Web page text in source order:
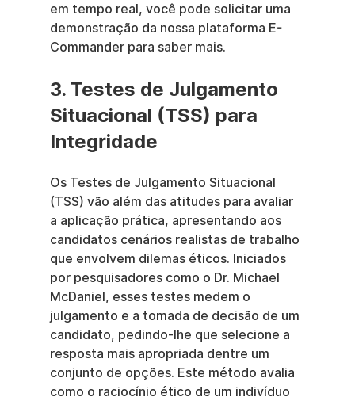
em tempo real, você pode solicitar uma
demonstração da nossa plataforma E-
Commander para saber mais.
3. Testes de Julgamento
Situacional (TSS) para
Integridade
Os Testes de Julgamento Situacional
(TSS) vão além das atitudes para avaliar
a aplicação prática, apresentando aos
candidatos cenários realistas de trabalho
que envolvem dilemas éticos. Iniciados
por pesquisadores como o Dr. Michael
McDaniel, esses testes medem o
julgamento e a tomada de decisão de um
candidato, pedindo-lhe que selecione a
resposta mais apropriada dentre um
conjunto de opções. Este método avalia
como o raciocínio ético de um indivíduo